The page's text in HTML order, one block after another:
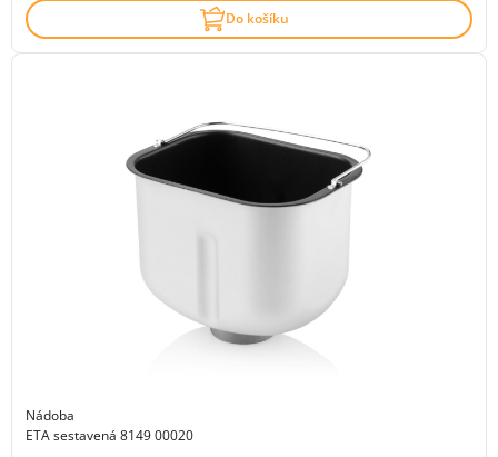
Do košíku
Nádoba
ETA sestavená 8149 00020